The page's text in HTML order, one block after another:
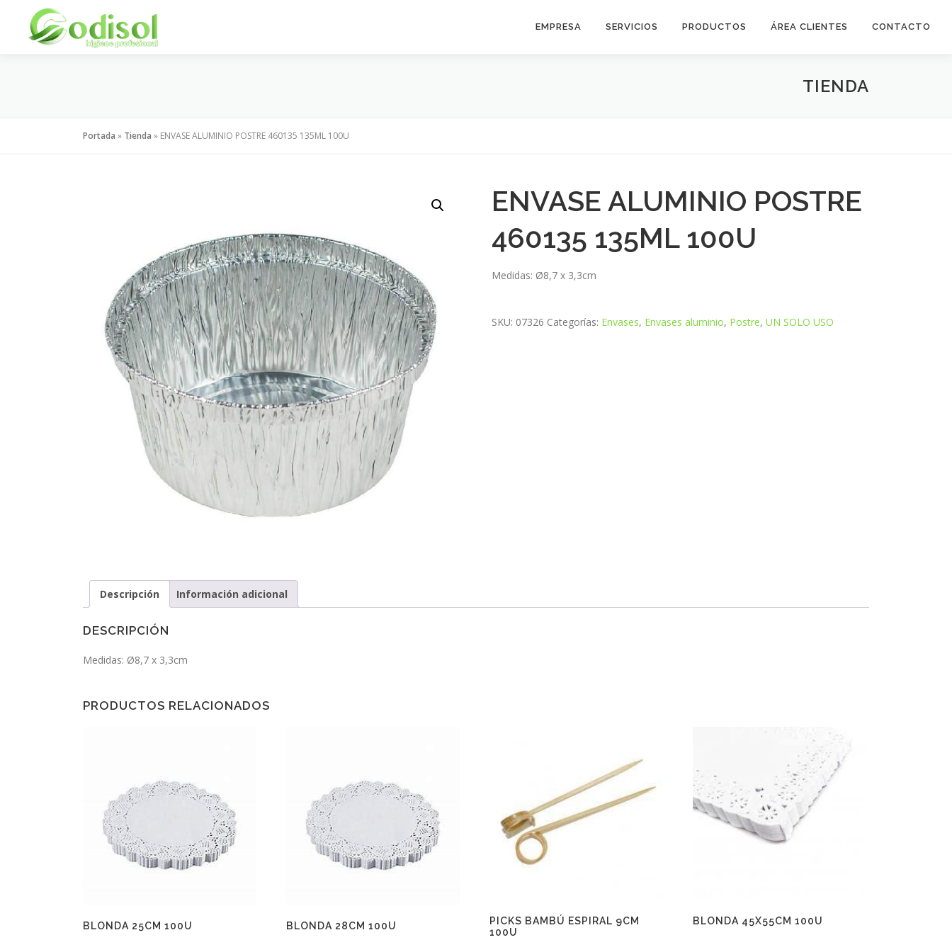
contenido
EMPRESA SERVICIOS PRODUCTOS ÁREA CLIENTES CONTACTO
TIENDA
Portada » Tienda » ENVASE ALUMINIO POSTRE 460135 135ML 100U
ENVASE ALUMINIO POSTRE
460135 135ML 100U
Medidas: Ø8,7 x 3,3cm
SKU: 07326 Categorías: Envases, Envases aluminio, Postre,UN SOLO USO
Descripción Información adicional
DESCRIPCIÓN
Medidas: Ø8,7 x 3,3cm
PRODUCTOS RELACIONADOS
BLONDA 25CM 100U BLONDA 28CM 100U
PICKS BAMBÚ ESPIRAL 9CM
100U
BLONDA 45X55CM 100U